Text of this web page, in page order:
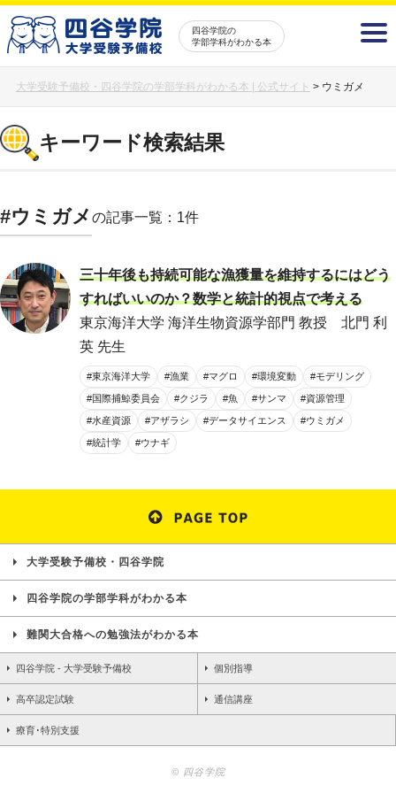
四谷学院の
学部学科がわかる本
大学受験予備校・四谷学院の学部学科がわかる本 | 公式サイト > ウミガメ
キーワード検索結果
#ウミガメ の記事一覧：1件
三十年後も持続可能な漁獲量を維持するにはどう
すればいいのか？数学と統計的視点で考える
東京海洋大学 海洋生物資源学部門 教授 北門 利
英 先生
#東京海洋大学 #漁業 #マグロ #環境変動 #モデリング
#国際捕鯨委員会 #クジラ #魚 #サンマ #資源管理
#水産資源 #アザラシ #データサイエンス #ウミガメ
#統計学 #ウナギ
大学受験予備校・四谷学院
四谷学院の学部学科がわかる本
難関大合格への勉強法がわかる本
四谷学院 - 大学受験予備校 個別指導
高卒認定試験 通信講座
療育･特別支援
© 四谷学院